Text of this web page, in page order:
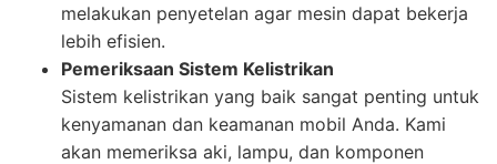
melakukan penyetelan agar mesin dapat bekerja
lebih efisien.
Pemeriksaan Sistem Kelistrikan
Sistem kelistrikan yang baik sangat penting untuk
kenyamanan dan keamanan mobil Anda. Kami
akan memeriksa aki, lampu, dan komponen